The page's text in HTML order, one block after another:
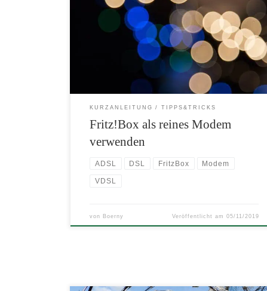
Mit einem kleinen Kniff kann man aus jeder Fritz!Box
ein reines DSL-Modem machen und so sein Netzwerk
bspw erweitert konfigurieren. Das ist etwa sinnvoll um
eine alternative Firewall vor den Router zu schalten.
Hier findet sich eine Kurzanleitung zur Konfiguration.
KURZANLEITUNG TIPPS&TRICKS
Fritz!Box als reines Modem
verwenden
ADSL DSL FritzBox Modem
VDSL
von Boerny Veröffentlicht am 05/11/2019